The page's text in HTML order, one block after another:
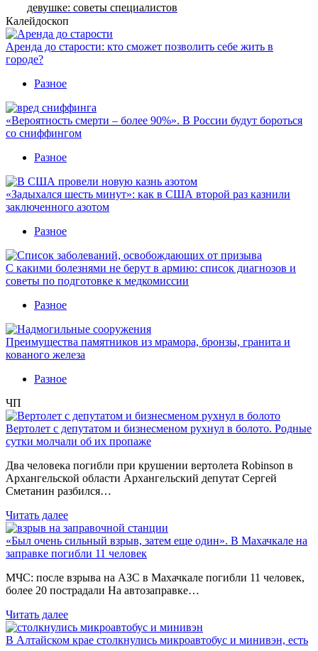
девушке: советы специалистов
Калейдоскоп
Аренда до старости: кто сможет позволить себе жить в
городе?
Разное
«Вероятность смерти – более 90%». В России будут бороться
со сниффингом
Разное
«Задыхался шесть минут»: как в США второй раз казнили
заключенного азотом
Разное
С какими болезнями не берут в армию: список диагнозов и
советы по подготовке к медкомиссии
Разное
Преимущества памятников из мрамора, бронзы, гранита и
кованого железа
Разное
ЧП
Вертолет с депутатом и бизнесменом рухнул в болото. Родные
сутки молчали об их пропаже
Два человека погибли при крушении вертолета Robinson в
Архангельской области Архангельский депутат Сергей
Сметанин разбился…
Читать далее
«Был очень сильный взрыв, затем еще один». В Махачкале на
заправке погибли 11 человек
МЧС: после взрыва на АЗС в Махачкале погибли 11 человек,
более 20 пострадали На автозаправке…
Читать далее
В Алтайском крае столкнулись микроавтобус и минивэн, есть